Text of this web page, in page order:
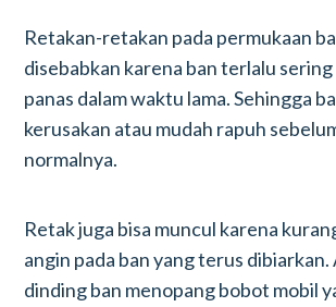
Retakan-retakan pada permukaan
disebabkan karena ban terlalu
panas dalam waktu lama. Sehingga
kerusakan atau mudah rapuh
normalnya.
Retak juga bisa muncul karena
angin pada ban yang terus
dinding ban menopang bobot mobil